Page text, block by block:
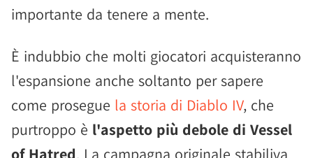
importante da tenere a mente.
È indubbio che molti giocatori acquisteranno
l'espansione anche soltanto per sapere
come prosegue la storia di Diablo IV, che
purtroppo è l'aspetto più debole di Vessel
of Hatred. La campagna originale stabiliva